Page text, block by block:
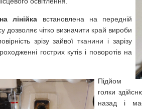
лінійка встановлена ​​на передній
дозволяє чітко визначити край вироби
зрізу зайвої тканини і зарізу
гострих кутів і поворотів на
Підйом
голки
назад і